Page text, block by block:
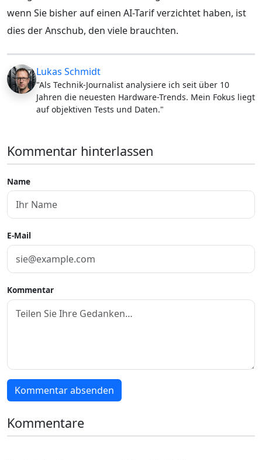
wenn Sie bisher auf einen AI-Tarif verzichtet haben, ist
dies der Anschub, den viele brauchten.
Lukas Schmidt
"Als Technik-Journalist analysiere ich seit über 10
Jahren die neuesten Hardware-Trends. Mein Fokus liegt
auf objektiven Tests und Daten."
Kommentar hinterlassen
Name
E-Mail
Kommentar
Kommentar absenden
Kommentare